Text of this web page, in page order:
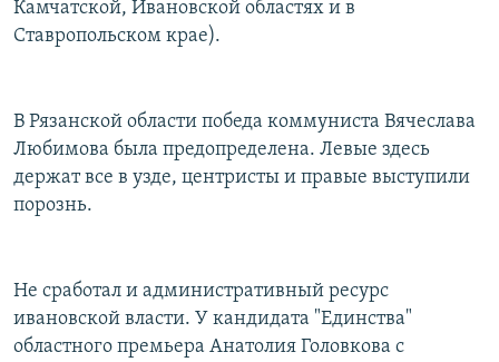
Камчатской, Ивановской областях и в
Ставропольском крае).
В Рязанской области победа коммуниста Вячеслава
Любимова была предопределена. Левые здесь
держат все в узде, центристы и правые выступили
порознь.
Не сработал и административный ресурс
ивановской власти. У кандидата "Единства"
областного премьера Анатолия Головкова с